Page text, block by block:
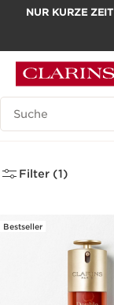
NUR KURZE
Legende suchen
Bestseller
Filter (1)
Bestseller